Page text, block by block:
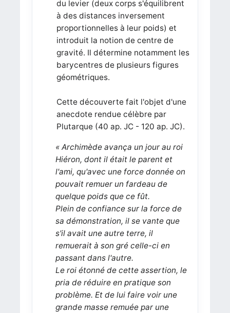
du levier (deux corps s'équilibrent
à des distances inversement
proportionnelles à leur poids) et
introduit la notion de centre de
gravité. Il détermine notamment les
barycentres de plusieurs figures
géométriques.
Cette découverte fait l'objet d'une
anecdote rendue célèbre par
Plutarque (40 ap. JC - 120 ap. JC).
« Archimède avança un jour au roi
Hiéron, dont il était le parent et
l'ami, qu'avec une force donnée on
pouvait remuer un fardeau de
quelque poids que ce fût.
Plein de confiance sur la force de
sa démonstration, il se vante que
s'il avait une autre terre, il
remuerait à son gré celle-ci en
passant dans l'autre.
Le roi étonné de cette assertion, le
pria de réduire en pratique son
problème. Et de lui faire voir une
grande masse remuée par une